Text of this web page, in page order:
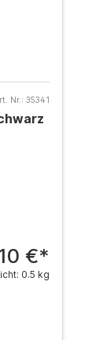
Nr.: 35341
€*
0.5 kg